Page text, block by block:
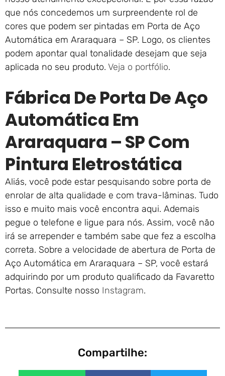
que nós concedemos um surpreendente rol de
cores que podem ser pintadas em Porta de Aço
Automática em Araraquara – SP. Logo, os clientes
podem apontar qual tonalidade desejam que seja
aplicada no seu produto. Veja o portfólio.
Fábrica De Porta De Aço
Automática Em
Araraquara – SP Com
Pintura Eletrostática
Aliás, você pode estar pesquisando sobre porta de
enrolar de alta qualidade e com trava-lâminas. Tudo
isso e muito mais você encontra aqui. Ademais
pegue o telefone e ligue para nós. Assim, você não
irá se arrepender e também sabe que fez a escolha
correta. Sobre a velocidade de abertura de Porta de
Aço Automática em Araraquara – SP, você estará
adquirindo por um produto qualificado da Favaretto
Portas. Consulte nosso Instagram.
Compartilhe: